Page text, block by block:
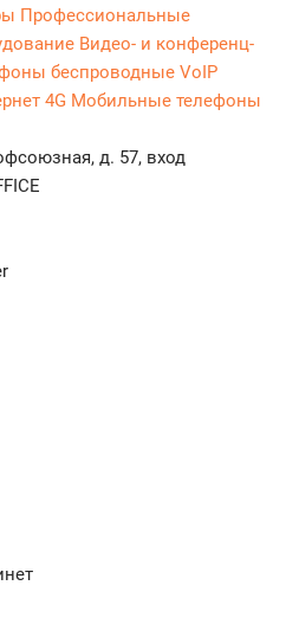
Профессиональные
Видео- и конференц-
беспроводные VoIP
4G Мобильные телефоны
д. 57, вход